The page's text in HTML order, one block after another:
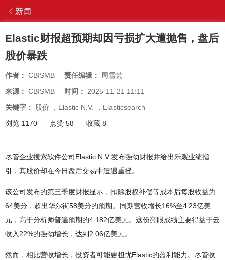
新闻
Elastic财报超预期却因亏损扩大遭抛售，盘后
股价暴跌
作者： CBISMB 责任编辑：
周雪芸
来源： CBISMB 时间： 2025-11-21 11:11
关键字：
股价 ， Elastic N.V. ， Elasticsearch
浏览 1170
点赞 58 收藏 8
尽管企业搜索软件公司Elastic N.V.发布强劲财报并给出乐观业绩指
引，其股价却在今日盘后交易中遭遇重挫。
该公司发布的第三季度财报显示，扣除股权补偿等成本后每股收益为
64美分，超出华尔街58美分的预期。同期营收增长16%至4.23亿美
元，高于分析师普遍预期的4.182亿美元。这份亮眼成绩主要得益于云
收入22%的强劲增长，达到2.06亿美元。
然而，相比营收增长，投资者可能更担忧Elastic的盈利能力。尽管收